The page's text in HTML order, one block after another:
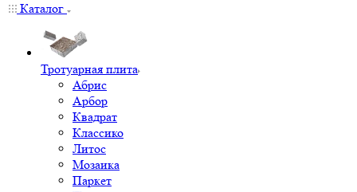
Каталог
Тротуарная плита
Абрис
Арбор
Квадрат
Классико
Литос
Мозаика
Паркет